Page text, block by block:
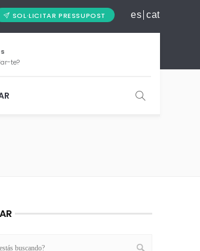
SOL·LICITAR PRESSUPOST es cat
te?